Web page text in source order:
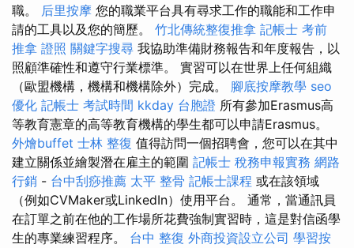
職。 后里按摩 您的職業平台具有尋求工作的職能和工作申
請的工具以及您的簡歷。 竹北傳統整復推拿 記帳士 考前
推拿 證照 關鍵字搜尋 我協助準備財務報告和年度報告，以
照顧準確性和遵守行業標準。 實習可以在世界上任何組織
（歐盟機構，機構和機構除外）完成。 腳底按摩教學 seo
優化 記帳士 考試時間 kkday 台胞證 所有參加Erasmus高
等教育憲章的高等教育機構的學生都可以申請Erasmus。
外燴buffet 士林 整復 值得訪問一個招聘會，您可以在其中
建立關係並繪製潛在雇主的範圍 記帳士 稅務申報實務 網路
行銷 - 台中刮痧推薦 太平 整骨 記帳士課程 或在該領域
（例如CVMaker或LinkedIn）使用平台。 通常，當通訊員
在訂單之前在他的工作場所花費強制實習時，這是對信函學
生的專業練習程序。 台中 整復 外商投資設立公司 學習按